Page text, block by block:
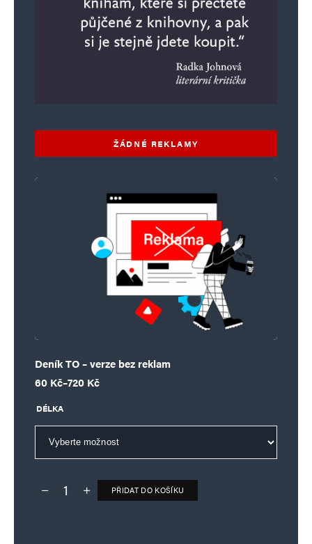
ŽÁDNÉ REKLAMY
Deník TO – verze bez reklam
60 Kč–720 Kč
Rozpětí cen: 60 Kč až 720 Kč
DÉLKA
Deník TO – verze bez reklam množství
PŘIDAT DO KOŠÍKU